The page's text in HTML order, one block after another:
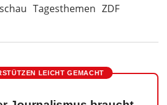
Tagesthemen ZDF
LEICHT GEMACHT